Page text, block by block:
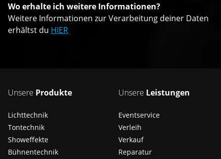
Wo erhalte ich weitere Informationen?
Weitere Informationen zur Verarbeitung deiner Daten
erhältst du HIER
Unsere Produkte
Lichttechnik
Tontechnik
Showeffekte
Bühnentechnik
Unsere Leistungen
Eventservice
Verleih
Verkauf
Reparatur